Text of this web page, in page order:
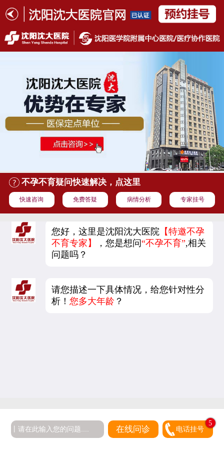
不孕不育疑问快速解决，点这里
快速咨询 免费答疑 病情分析 专家挂号
您好，这里是沈阳沈大医院 【特邀不孕
不育专家】
，您是想问“不孕不育”,相关
问题吗？
请您描述一下具体情况，给您针对性分
析！您多大年龄 ？
在线问诊 电话挂号
5